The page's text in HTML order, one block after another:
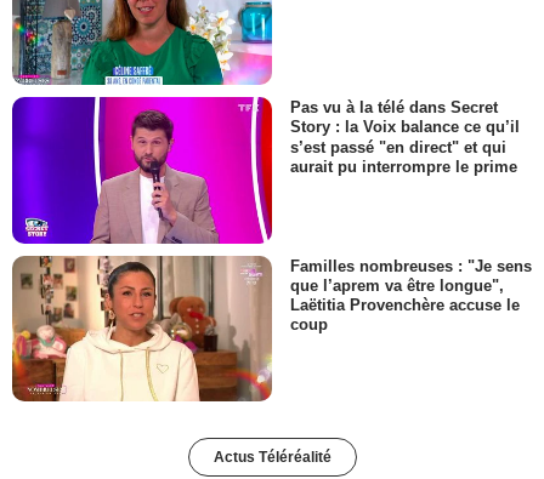
Pas vu à la télé dans Secret
Story : la Voix balance ce qu’il
s’est passé "en direct" et qui
aurait pu interrompre le prime
Familles nombreuses : "Je sens
que l’aprem va être longue",
Laëtitia Provenchère accuse le
coup
Actus Téléréalité